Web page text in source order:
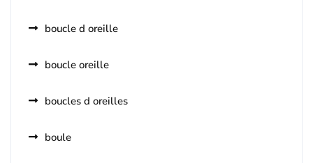
boucle d oreille
boucle oreille
boucles d oreilles
boule